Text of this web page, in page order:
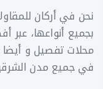
نحن في أركان
بجميع أنواعها،
محلات تفصيل و أيضا
في جميع مدن